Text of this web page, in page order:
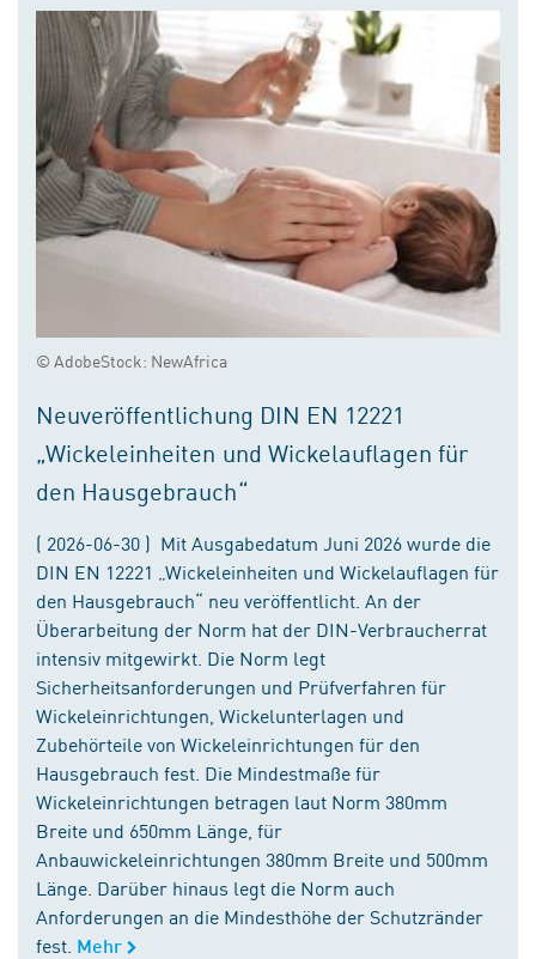
© AdobeStock: NewAfrica
Neuveröffentlichung DIN EN 12221
„Wickeleinheiten und Wickelauflagen für
den Hausgebrauch“
( 2026-06-30 ) Mit Ausgabedatum Juni 2026 wurde die
DIN EN 12221 „Wickeleinheiten und Wickelauflagen für
den Hausgebrauch“ neu veröffentlicht. An der
Überarbeitung der Norm hat der DIN-Verbraucherrat
intensiv mitgewirkt. Die Norm legt
Sicherheitsanforderungen und Prüfverfahren für
Wickeleinrichtungen, Wickelunterlagen und
Zubehörteile von Wickeleinrichtungen für den
Hausgebrauch fest. Die Mindestmaße für
Wickeleinrichtungen betragen laut Norm 380mm
Breite und 650mm Länge, für
Anbauwickeleinrichtungen 380mm Breite und 500mm
Länge. Darüber hinaus legt die Norm auch
Anforderungen an die Mindesthöhe der Schutzränder
fest. Mehr